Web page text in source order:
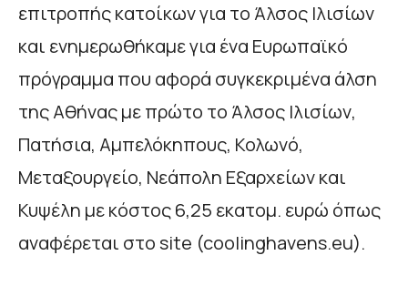
επιτροπής κατοίκων για το Άλσος Ιλισίων
και ενημερωθήκαμε για ένα Ευρωπαϊκό
πρόγραμμα που αφορά συγκεκριμένα άλση
της Αθήνας με πρώτο το Άλσος Ιλισίων,
Πατήσια, Αμπελόκηπους, Κολωνό,
Μεταξουργείο, Νεάπολη Εξαρχείων και
Κυψέλη με κόστος 6,25 εκατομ. ευρώ όπως
αναφέρεται στο site (coolinghavens.eu).